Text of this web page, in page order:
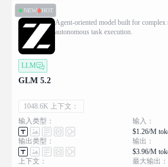
NEW HOT
Agent-oriented model built for complex
autonomous task execution.
LLM
GLM 5.2
1048.6K 上下文：
输入类型：
输出类型：
上下文：
输入：
$1.26/M
输出：
$3.96/M
最大输出：